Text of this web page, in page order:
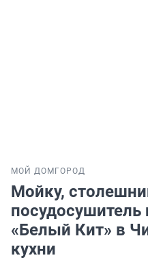
МОЙ ДОМ ГОРОД
Мойку,
посудосушитель
«Белый Кит» в
кухни